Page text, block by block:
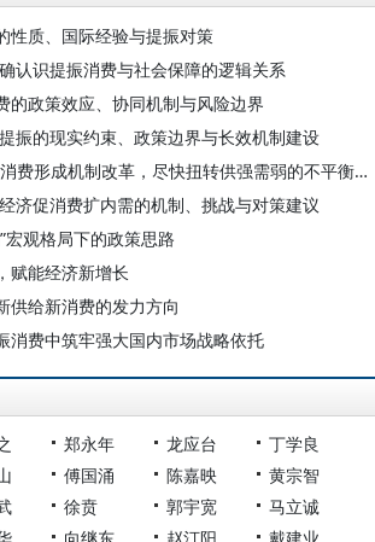
性质、国际经验与提振对策
认识提振消费与社会保障的逻辑关系
的政策效应、协同机制与风险边界
振的现实约束、政策边界与长效机制建设
刘世锦：深化储蓄-消费形成机制改革，尽快扭转供强需弱的不平衡状态
济促消费扩内需的机制、挑战与对策建议
宏观格局下的政策思路
赋能经济新增长
供给新消费的发力方向
消费中筑牢强大国内市场战略依托
郑永年 龙应台
丁学良
傅国涌 陈嘉映
黄宗智
徐贲 郭宇宽
马立诚